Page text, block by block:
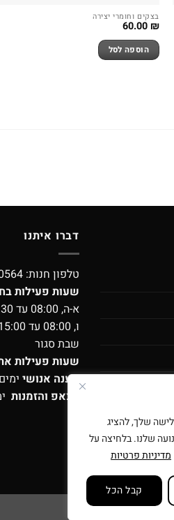
שלך, להציג
שלנו. בלחיצה על
מדיניות פרטיות
קבל הכל
בצקים וחומרי יצירה
60.00 ₪
הוספה לסל
דברו איתנו
טלפון חנות:
שעות פעילות
א-ה, 08:00 עד 20:30
ו, 08:00 עד 15:00
שבת סגור
שעות פעילות
מענה אנושי ימים א-ה,
ווצאפ והזמנות
של ספירלה צעצועים?